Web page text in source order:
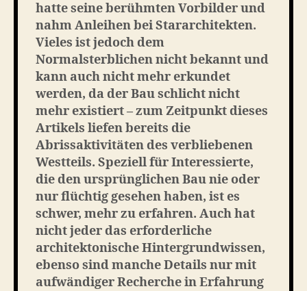
hatte seine berühmten Vorbilder und
nahm Anleihen bei Stararchitekten.
Vieles ist jedoch dem
Normalsterblichen nicht bekannt und
kann auch nicht mehr erkundet
werden, da der Bau schlicht nicht
mehr existiert – zum Zeitpunkt dieses
Artikels liefen bereits die
Abrissaktivitäten des verbliebenen
Westteils. Speziell für Interessierte,
die den ursprünglichen Bau nie oder
nur flüchtig gesehen haben, ist es
schwer, mehr zu erfahren. Auch hat
nicht jeder das erforderliche
architektonische Hintergrundwissen,
ebenso sind manche Details nur mit
aufwändiger Recherche in Erfahrung